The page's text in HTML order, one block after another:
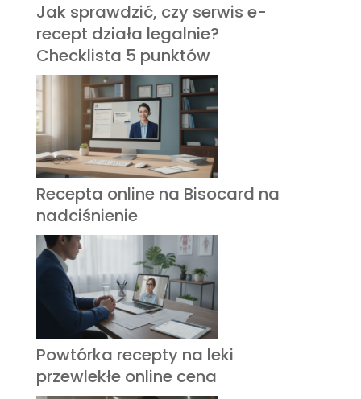
Jak sprawdzić, czy serwis e-
recept działa legalnie?
Checklista 5 punktów
Recepta online na Bisocard na
nadciśnienie
Powtórka recepty na leki
przewlekłe online cena